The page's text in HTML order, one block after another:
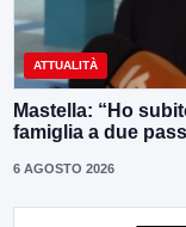
ATTUALITÀ
Mastella: “Ho
famiglia a due
6 AGOSTO 2026